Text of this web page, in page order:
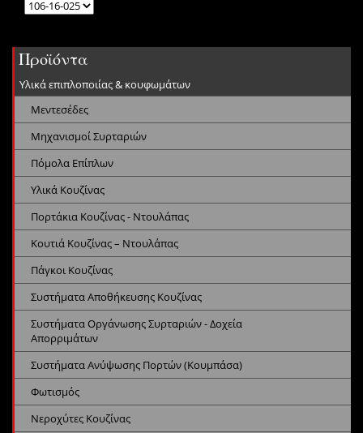
Προϊόντα
Υλικά επιπλοποιίας & κουφωμάτων
Μεντεσέδες
Μηχανισμοί Συρταριών
Πόμολα Επίπλων
Υλικά Κουζίνας
Πορτάκια Κουζίνας - Ντουλάπας
Κουτιά Κουζίνας – Ντουλάπας
Πάγκοι Κουζίνας
Συστήματα Αποθήκευσης Κουζίνας
Συστήματα Οργάνωσης Συρταριών - Δοχεία
Απορριμάτων
Συστήματα Ανύψωσης Πορτών (Κουμπάσα)
Φωτισμός
Νεροχύτες Κουζίνας